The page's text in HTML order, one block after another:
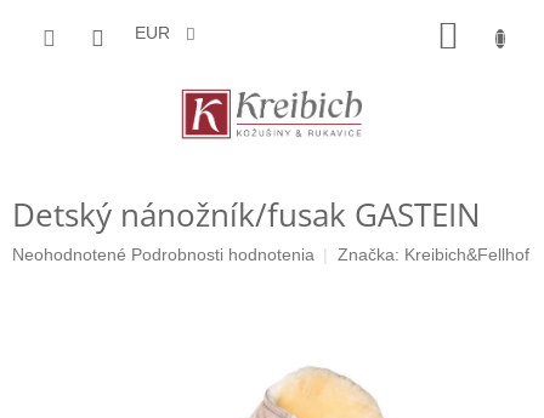
EUR
Detský nánožník/fusak GASTEIN
Priemerné
Neohodnotené Podrobnosti hodnotenia Značka: Kreibich&Fellhof